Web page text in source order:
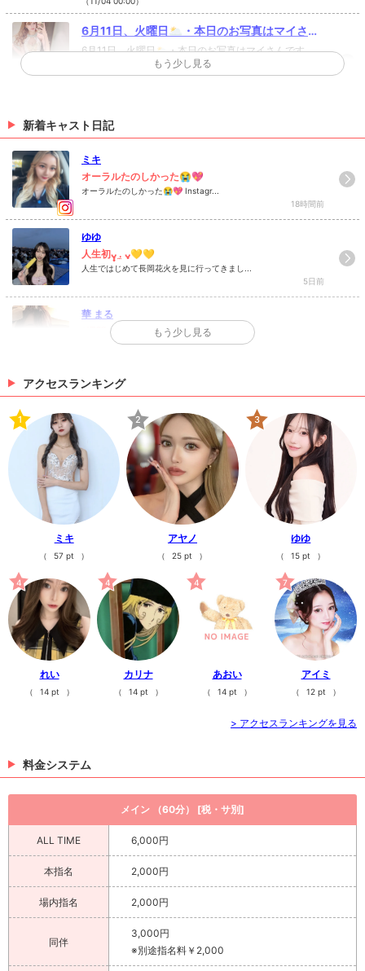
6月11日、火曜日🌥・本日のお写真はマイさん
です✨・@maimai_904・おは...
6月11日、火曜日🌥・本日のお写真はマイさんです
✨・@maimai_904 ・おはようございます！・久しぶ
りの投稿になります！・新型コロナウイルスの影響を
時短要請も終わりルダンも10日から通常営業に戻りま
したので、これからまた定期的にイベント告知やキャ
ストの紹介などを投稿していこうと思いますので是非
皆様、クラブルダンを今後ともよろしくお願い致しま
す🙇‍♂️・当店ではアルコール消毒、検温、換気、閉店後
店内消毒などの予防対策は常に実施しておりま
す！・・・・本日も多数のキャストを揃えて皆さまの
ロアレディ（給料）3000円〜+業績給②ホールスタッ
フ（給料）アルバイト・正社員（ア）時給1000円〜
+能力給（正）月給20万〜+能力給③ドライバー（給
料）距離により変動・☆フロアレディ、ホールスタッ
フどちらも経験者、未経験問わず気軽にお越しくださ
い✨・※研修期間有り※交通費支給※詳しくはDM下さ
い✨・・・・#Ludan#ルダン#新店舗#高級#キャバク
ラ#キャバクラ求人#キャバ嬢#キャスト#ボーイ#ヘア
バ図鑑##新潟ナイトナビ#Andy#Dremo#nnn#ナイツ
1月1日、金曜日☃️・謹んで新春をお祝い申し上
🎍・昨年は格別のご贔屓御礼申し上げます。・本年も
変わらぬご愛顧何卒よろしくお願いいたします！・旧
年中は一方ならぬご愛顧感謝申し上げます。本年もど
うかよろしくお願い申し上げます🙇‍♂️・・ルダンは2日か
ら営業を再開し10日まで休まず営業致します✨・本年
もスタッフ一同精進して参りますので皆様よろしくお
願い申し上げます🙇‍♂️🙇‍♀ ・・・本日も多数のキャストを
揃えて皆さまのご来店をお待ちしております✨・☆求
人情報☆①フロアレディ（給料）3000円〜+業績給
時給1000円〜+能力給（正）月給20万〜+能力給③ド
ライバー（給料）距離により変動・☆フロアレディ、
ホールスタッフどちらも経験者、未経験問わず気軽に
キャバクラ#キャバクラ求人#キャバ嬢#キャスト#ボー
イ#ヘアメイク#フクロウ#新潟#新潟駅前#飲み屋#求
人#シャンパン#ナイト#ナイトビジネス#ギャル#クラ
ブ#キャバ図鑑#いいねした人全員フォロー#新潟ナイ
トナビ#Andy#Dremo#nnn#ナイツネット#ポケパラ#
きゃばきゃば#
（01/01 19:42）
もう少し見る
新着キャスト日記
ミキ
オーラルたのしかった😭💖
オーラルたのしかった😭💖 Instagr...
18時間前
ゆゆ
人生初ᴗ̥̥ .̼ ᴗ̥💛💛
人生ではじめて長岡花火を見に行ってきまし...
5日前
華 まる
1週間ぶり出勤です( ᵒ̴&#=?ISO...
こんばんは⏦ﾟ ...
Jena
もうすぐです😌
今週は水,木,金,土曜日出勤予定です！何...
12日前
> 日記一覧を見る
もう少し見る
アクセスランキング
1
ミキ
（ 57 pt ）
2
アヤノ
（ 25 pt ）
3
ゆゆ
（ 15 pt ）
4
れい
（ 14 pt ）
4
カリナ
（ 14 pt ）
4
あおい
（ 14 pt ）
7
アイミ
（ 12 pt ）
> アクセスランキングを見る
料金システム
メイン （60分） [税・サ別]
ALL TIME 6,000円
本指名 2,000円
場内指名 2,000円
同伴
3,000円
※別途指名料￥2,000